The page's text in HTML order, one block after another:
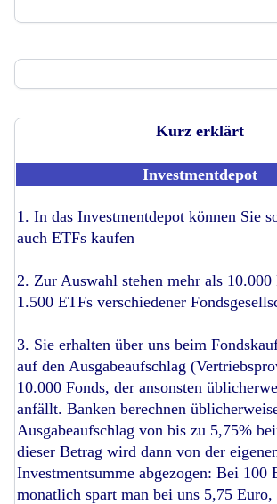
Kurz erklärt
Investmentdepot
1. In das Investmentdepot können Sie
auch ETFs kaufen
2. Zur Auswahl stehen mehr als 10.000
1.500 ETFs verschiedener
3. Sie erhalten über uns beim
auf den Ausgabeaufschlag
10.000 Fonds, der ansonsten
anfällt. Banken berechnen
Ausgabeaufschlag von bis zu 5,75%
dieser Betrag wird dann von der
Investmentsumme abgezogen: Bei 100
monatlich spart man bei uns 5,75